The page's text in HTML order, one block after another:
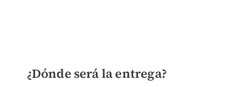
¿Dónde será la entrega?